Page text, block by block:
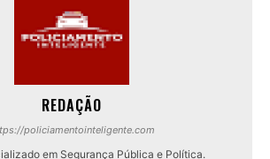
REDAÇÃO
policiamentointeligente.com
em Segurança Pública e Política.